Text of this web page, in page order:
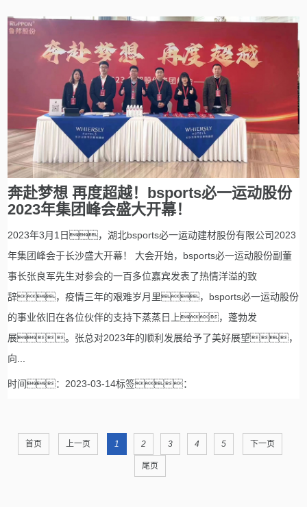
奔赴梦想 再度超越！bsports必一运动股份
2023年集团峰会盛大开幕！
2023年3月1日，湖北bsports必一运动建材股份有限公司2023
年集团峰会于长沙盛大开幕！ 大会开始，bsports必一运动股份副董
事长张良军先生对参会的一百多位嘉宾发表了热情洋溢的致
辞，疫情三年的艰难岁月里，bsports必一运动股份
的事业依旧在各位伙伴的支持下蒸蒸日上，蓬勃发
展。张总对2023年的顺利发展给予了美好展望，
向...
时间：2023-03-14标签：
首页 上一页 1 2 3 4 5 下一页
尾页